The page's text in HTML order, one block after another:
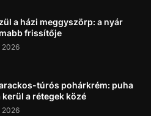
a házi meggyszörp: a nyár
frissítője
2026
túrós pohárkrém: puha
a rétegek közé
2026